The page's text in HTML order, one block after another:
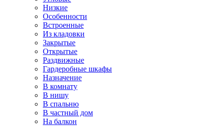
Низкие
Особенности
Встроенные
Из кладовки
Закрытые
Открытые
Раздвижные
Гардеробные шкафы
Назначение
В комнату
В нишу
В спальню
В частный дом
На балкон